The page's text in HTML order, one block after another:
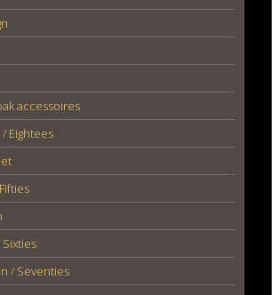
accessoires
Eightees
/ Seventies